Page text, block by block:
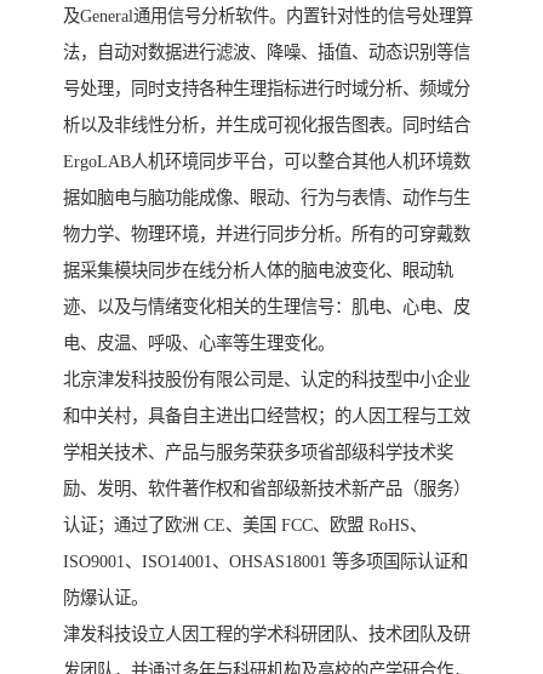
及General通用信号分析软件。内置针对性的信号处理算
法，自动对数据进行滤波、降噪、插值、动态识别等信
号处理，同时支持各种生理指标进行时域分析、频域分
析以及非线性分析，并生成可视化报告图表。同时结合
ErgoLAB人机环境同步平台，可以整合其他人机环境数
据如脑电与脑功能成像、眼动、行为与表情、动作与生
物力学、物理环境，并进行同步分析。所有的可穿戴数
据采集模块同步在线分析人体的脑电波变化、眼动轨
迹、以及与情绪变化相关的生理信号：肌电、心电、皮
电、皮温、呼吸、心率等生理变化。
北京津发科技股份有限公司是、认定的科技型中小企业
和中关村，具备自主进出口经营权；的人因工程与工效
学相关技术、产品与服务荣获多项省部级科学技术奖
励、发明、软件著作权和省部级新技术新产品（服务）
认证；通过了欧洲 CE、美国 FCC、欧盟 RoHS、
ISO9001、ISO14001、OHSAS18001 等多项国际认证和
防爆认证。
津发科技设立人因工程的学术科研团队、技术团队及研